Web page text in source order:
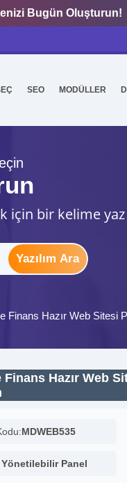
Bugün Oluşturun!
SEO MODÜLLER
için bir kelime
Yazılım Ara
Finans Hazır Web Sitesi
Finans Hazır Web
MDWEB535
Panel